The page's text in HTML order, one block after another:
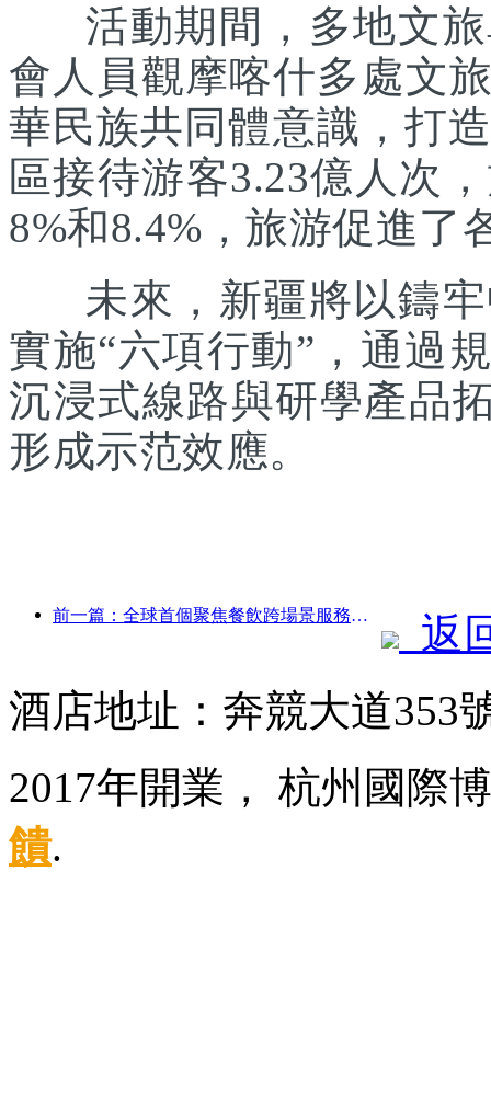
活動期間，多地文旅
會人員觀摩喀什多處文
華民族共同體意識，打
區接待游客3.23億人次
8%和8.4%，旅游促進了
未來，新疆將以鑄牢
實施“六項行動”，通過
沉浸式線路與研學產品
形成示范效應。
前一篇：全球首個聚焦餐飲跨場景服務的人形機器人發布
返
酒店地址：奔競大道353
2017年開業， 杭州國
饋.